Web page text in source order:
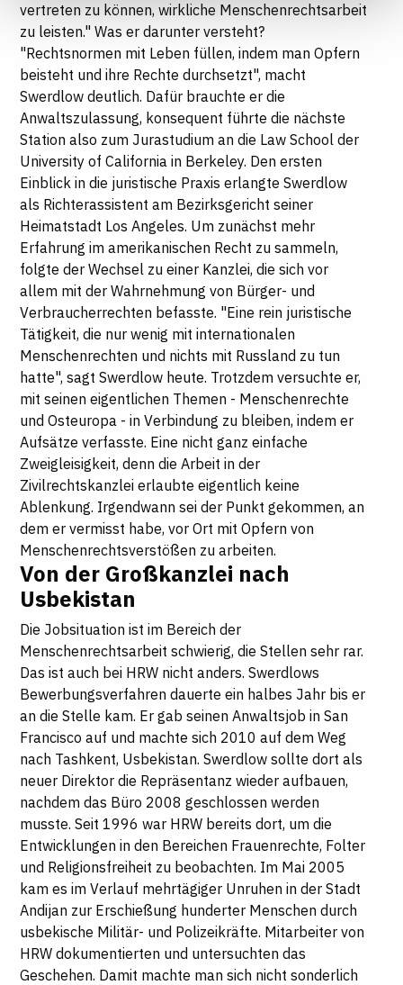
Datenschutzhinweisen
vertreten zu können, wirkliche Menschenrechtsarbeit
zu leisten." Was er darunter versteht?
"Rechtsnormen mit Leben füllen, indem man Opfern
beisteht und ihre Rechte durchsetzt", macht
Swerdlow deutlich. Dafür brauchte er die
Anwaltszulassung, konsequent führte die nächste
Station also zum Jurastudium an die Law School der
University of California in Berkeley. Den ersten
Einblick in die juristische Praxis erlangte Swerdlow
als Richterassistent am Bezirksgericht seiner
Heimatstadt Los Angeles. Um zunächst mehr
Erfahrung im amerikanischen Recht zu sammeln,
folgte der Wechsel zu einer Kanzlei, die sich vor
allem mit der Wahrnehmung von Bürger- und
Verbraucherrechten befasste. "Eine rein juristische
Tätigkeit, die nur wenig mit internationalen
Menschenrechten und nichts mit Russland zu tun
hatte", sagt Swerdlow heute. Trotzdem versuchte er,
mit seinen eigentlichen Themen - Menschenrechte
und Osteuropa - in Verbindung zu bleiben, indem er
Aufsätze verfasste. Eine nicht ganz einfache
Zweigleisigkeit, denn die Arbeit in der
Zivilrechtskanzlei erlaubte eigentlich keine
Ablenkung. Irgendwann sei der Punkt gekommen, an
dem er vermisst habe, vor Ort mit Opfern von
Menschenrechtsverstößen zu arbeiten.
Von der Großkanzlei nach
Usbekistan
Die Jobsituation ist im Bereich der
Menschenrechtsarbeit schwierig, die Stellen sehr rar.
Das ist auch bei HRW nicht anders. Swerdlows
Bewerbungsverfahren dauerte ein halbes Jahr bis er
an die Stelle kam. Er gab seinen Anwaltsjob in San
Francisco auf und machte sich 2010 auf dem Weg
nach Tashkent, Usbekistan. Swerdlow sollte dort als
neuer Direktor die Repräsentanz wieder aufbauen,
nachdem das Büro 2008 geschlossen werden
musste. Seit 1996 war HRW bereits dort, um die
Entwicklungen in den Bereichen Frauenrechte, Folter
und Religionsfreiheit zu beobachten. Im Mai 2005
kam es im Verlauf mehrtägiger Unruhen in der Stadt
Andijan zur Erschießung hunderter Menschen durch
usbekische Militär- und Polizeikräfte. Mitarbeiter von
HRW dokumentierten und untersuchten das
Geschehen. Damit machte man sich nicht sonderlich